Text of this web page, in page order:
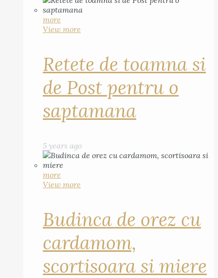
more
View more
Retete de toamna si
de Post pentru o
saptamana
5 years ago
more
View more
Budinca de orez cu
cardamom,
scortisoara si miere